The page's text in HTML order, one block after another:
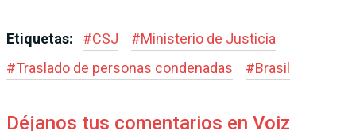
Etiquetas: #CSJ #Ministerio de Justicia
#Traslado de personas condenadas #Brasil
Déjanos tus comentarios en Voiz